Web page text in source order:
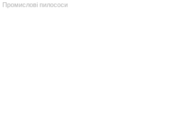
Промислові пилососи